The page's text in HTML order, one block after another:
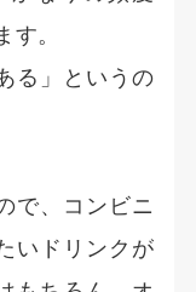
す。
る」というの
で、コンビニ
いドリンクが